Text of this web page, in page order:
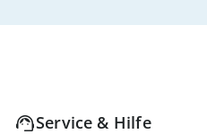
Service & Hilfe